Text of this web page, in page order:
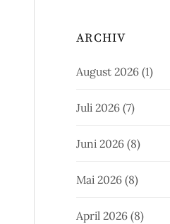
ARCHIV
August 2026 (1)
Juli 2026 (7)
Juni 2026 (8)
Mai 2026 (8)
April 2026 (8)